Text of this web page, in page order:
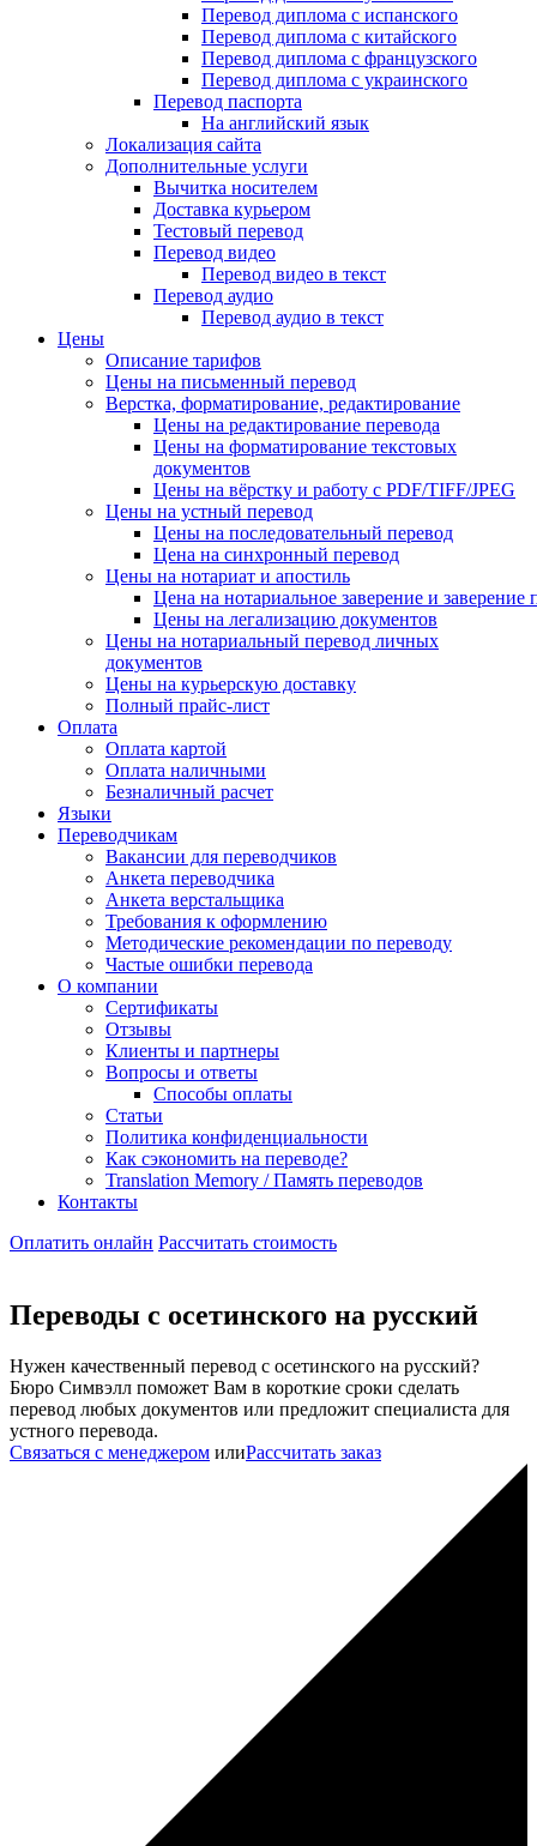
Перевод диплома с испанского
Перевод диплома с китайского
Перевод диплома с французского
Перевод диплома с украинского
Перевод паспорта
На английский язык
Локализация сайта
Дополнительные услуги
Вычитка носителем
Доставка курьером
Тестовый перевод
Перевод видео
Перевод видео в текст
Перевод аудио
Перевод аудио в текст
Цены
Описание тарифов
Цены на письменный перевод
Верстка, форматирование, редактирование
Цены на редактирование перевода
Цены на форматирование текстовых
документов
Цены на вёрстку и работу с PDF/TIFF/JPEG
Цены на устный перевод
Цены на последовательный перевод
Цена на синхронный перевод
Цены на нотариат и апостиль
Цена на нотариальное заверение и
Цены на легализацию документов
Цены на нотариальный перевод личных
документов
Цены на курьерскую доставку
Полный прайс-лист
Оплата
Оплата картой
Оплата наличными
Безналичный расчет
Языки
Переводчикам
Вакансии для переводчиков
Анкета переводчика
Анкета верстальщика
Требования к оформлению
Методические рекомендации по переводу
Частые ошибки перевода
О компании
Сертификаты
Отзывы
Клиенты и партнеры
Вопросы и ответы
Способы оплаты
Статьи
Политика конфиденциальности
Как сэкономить на переводе?
Translation Memory / Память переводов
Контакты
Оплатить онлайн Рассчитать стоимость
Переводы с осетинского на русский
Нужен качественный перевод с осетинского на русский?
Бюро Симвэлл поможет Вам в короткие сроки сделать
перевод любых документов или предложит специалиста для
устного перевода.
Связаться с менеджером илиРассчитать заказ